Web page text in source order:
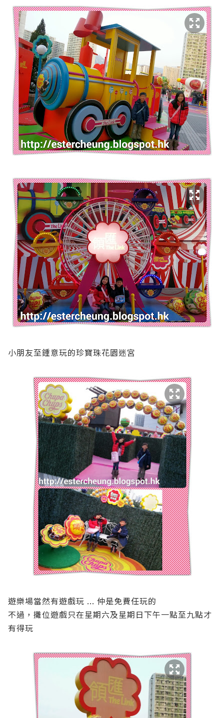
小朋友至鍾意玩的珍寶珠花園迷宮
遊樂場當然有遊戲玩 ... 仲是免費任玩的
不過，攤位遊戲只在星期六及星期日下午一點至九點才
有得玩